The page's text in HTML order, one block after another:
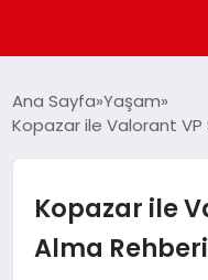
DÜNYA
Ana Sayfa Yaşam
Kopazar ile Valorant VP
Kopazar ile
Alma Rehberi